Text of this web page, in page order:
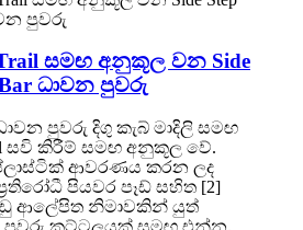
Trail සමඟ අනුකූල වන Side
Bar ධාවන පුවරු
පුවරු දිගු කැබ් මාදිලි සමඟ
සවි කිරීම් සමඟ අනුකූල වේ.
ආවරණය කරන ලද
පියවර පෑඩ් සහිත [2]
ආලේපිත නිමාවකින් යුත්
පුවරු කට්ටලයක් සමඟ එන්න.